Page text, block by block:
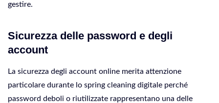
gestire.
Sicurezza delle password e degli
account
La sicurezza degli account online merita attenzione
particolare durante lo spring cleaning digitale perché
password deboli o riutilizzate rappresentano una delle